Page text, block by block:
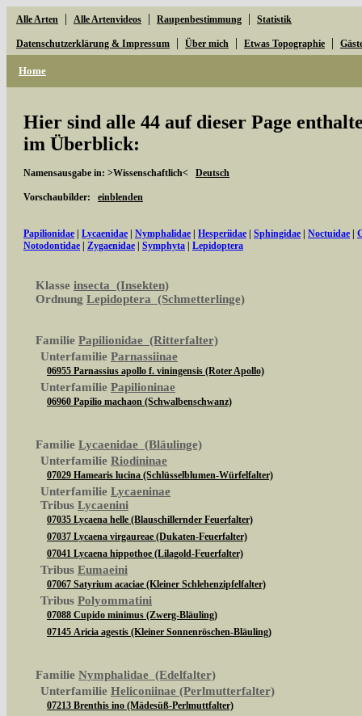
Alle Arten | Alle Artenvideos | Raupenbestimmung | Statistik
Datenschutzerklärung & Impressum | Über mich | Etwas Topographie |
Home
Hier sind alle 44 auf dieser Page
im Überblick:
Namensausgabe in: >Wissenschaftlich< Deutsch
Vorschaubilder: einblenden
Papilionidae Lycaenidae Nymphalidae Hesperiidae Sphingidae Noctuidae
Notodontidae
Zygaenidae Symphyta Lepidoptera
Klasse insecta (Insekten)
Ordnung Lepidoptera (Schmetterlinge)
Familie Papilionidae (Ritterfalter)
Unterfamilie Parnassiinae
06955 Parnassius apollo f. viningensis (Roter Apollo)
Unterfamilie Papilioninae
06960 Papilio machaon (Schwalbenschwanz)
Familie Lycaenidae (Bläulinge)
Unterfamilie Riodininae
07029 Hamearis lucina (Schlüsselblumen-Würfelfalter)
Unterfamilie Lycaeninae
Tribus Lycaenini
07035 Lycaena helle (Blauschillernder Feuerfalter)
07037 Lycaena virgaureae (Dukaten-Feuerfalter)
07041 Lycaena hippothoe (Lilagold-Feuerfalter)
Tribus Eumaeini
07067 Satyrium acaciae (Kleiner Schlehenzipfelfalter)
Tribus Polyommatini
07088 Cupido minimus (Zwerg-Bläuling)
07145 Aricia agestis (Kleiner Sonnenröschen-Bläuling)
Familie Nymphalidae (Edelfalter)
Unterfamilie Heliconiinae (Perlmutterfalter)
07213 Brenthis ino (Mädesüß-Perlmuttfalter)